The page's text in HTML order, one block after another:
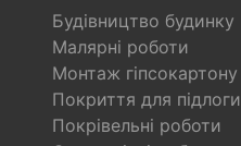
Будівництво будинку
Малярні роботи
Монтаж гіпсокартону
Покриття для підлоги
Покрівельні роботи